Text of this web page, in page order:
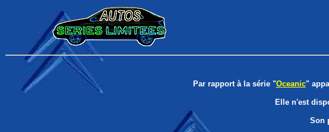
Par rapport à la série "Oceanic"
Elle n'est
Son